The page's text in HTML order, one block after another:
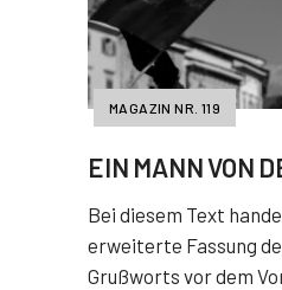
MAGAZIN NR. 119
EIN MANN VON
Bei diesem Text
erweiterte Fassung
Grußworts vor dem